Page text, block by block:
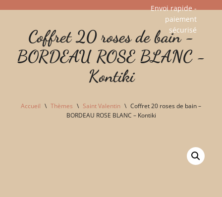
contenu
Envoi rapide -
paiement
sécurisé​
Coffret 20 roses de bain -
BORDEAU ROSE BLANC -
Kontiki
Accueil \ Thèmes \ Saint Valentin \ Coffret 20 roses de bain –
BORDEAU ROSE BLANC – Kontiki